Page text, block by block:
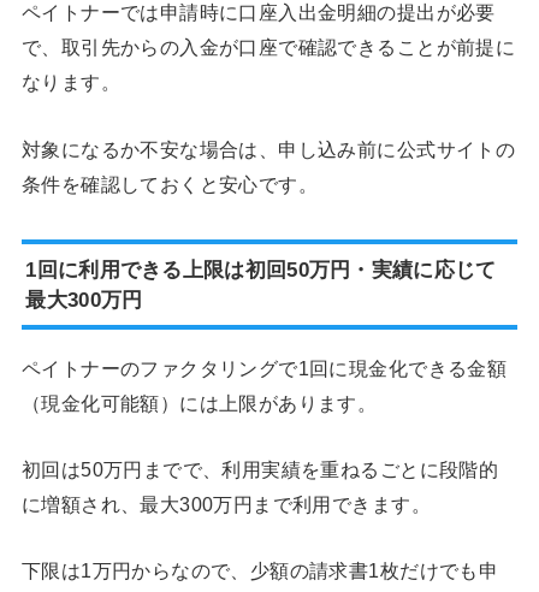
ペイトナーでは申請時に口座入出金明細の提出が必要
で、取引先からの入金が口座で確認できることが前提に
なります。
対象になるか不安な場合は、申し込み前に公式サイトの
条件を確認しておくと安心です。
1回に利用できる上限は初回50万円・実績に応じて
最大300万円
ペイトナーのファクタリングで1回に現金化できる金額
（現金化可能額）には上限があります。
初回は50万円までで、利用実績を重ねるごとに段階的
に増額され、最大300万円まで利用できます。
下限は1万円からなので、少額の請求書1枚だけでも申